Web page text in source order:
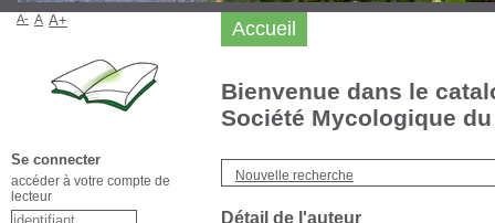
Bienvenue dans le
Société Mycologique
Nouvelle recherche
Détail de l'auteur
Accueil
A- A A+
Se connecter
accéder à votre compte de
lecteur